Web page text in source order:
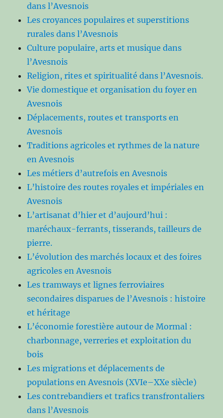
dans l’Avesnois
Les croyances populaires et superstitions
rurales dans l’Avesnois
Culture populaire, arts et musique dans
l’Avesnois
Religion, rites et spiritualité dans l’Avesnois.
Vie domestique et organisation du foyer en
Avesnois
Déplacements, routes et transports en
Avesnois
Traditions agricoles et rythmes de la nature
en Avesnois
Les métiers d’autrefois en Avesnois
L’histoire des routes royales et impériales en
Avesnois
L’artisanat d’hier et d’aujourd’hui :
maréchaux-ferrants, tisserands, tailleurs de
pierre.
L’évolution des marchés locaux et des foires
agricoles en Avesnois
Les tramways et lignes ferroviaires
secondaires disparues de l’Avesnois : histoire
et héritage
L’économie forestière autour de Mormal :
charbonnage, verreries et exploitation du
bois
Les migrations et déplacements de
populations en Avesnois (XVIe–XXe siècle)
Les contrebandiers et trafics transfrontaliers
dans l’Avesnois